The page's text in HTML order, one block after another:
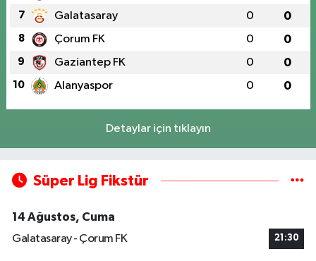
7 Galatasaray 0 0
8 Çorum FK 0 0
9 Gaziantep FK 0 0
10 Alanyaspor 0 0
Detaylar için tıklayın
Süper Lig Fikstür
14 Ağustos, Cuma
Galatasaray - Çorum FK
21:30